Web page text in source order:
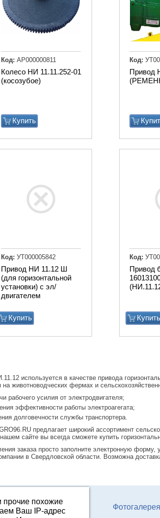
Колесо НИ 11.11.252-01
(косозубое)
Купить
Код: АР000000811
Привод
Код:
Привод НИ 11.12 Ш
(для горизонтальной
установки) с эл/
двигателем
Купить
Код: УТ000005842
Привод
Купить
Код:
используется в качестве привода
на животноводческих фермах и
рабочего усилия от электродвигателя;
эффективности работы электроагегата;
долговечности службы транспортера.
предлагает широкий ассортимент
сайте вы всегда сможете купить
заказа просто заполните электронную форму,
в Свердловской области. Возможна
ферм КРС Фотогалерея
прочие похожие
Ваш IP-адрес